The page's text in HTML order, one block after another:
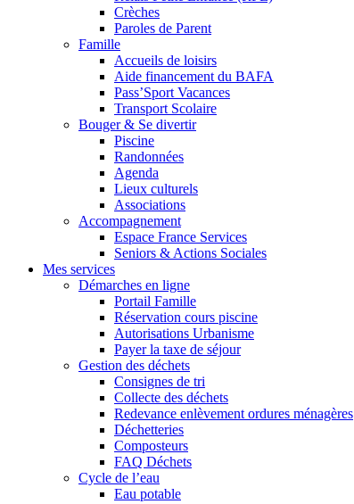
Crèches
Paroles de Parent
Famille
Accueils de loisirs
Aide financement du BAFA
Pass’Sport Vacances
Transport Scolaire
Bouger & Se divertir
Piscine
Randonnées
Agenda
Lieux culturels
Associations
Accompagnement
Espace France Services
Seniors & Actions Sociales
Mes services
Démarches en ligne
Portail Famille
Réservation cours piscine
Autorisations Urbanisme
Payer la taxe de séjour
Gestion des déchets
Consignes de tri
Collecte des déchets
Redevance enlèvement ordures ménagères
Déchetteries
Composteurs
FAQ Déchets
Cycle de l’eau
Eau potable